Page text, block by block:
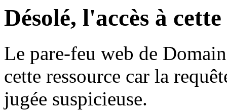
Désolé, l'accès à
Le pare-feu web de
cette ressource car la
jugée suspicieuse.